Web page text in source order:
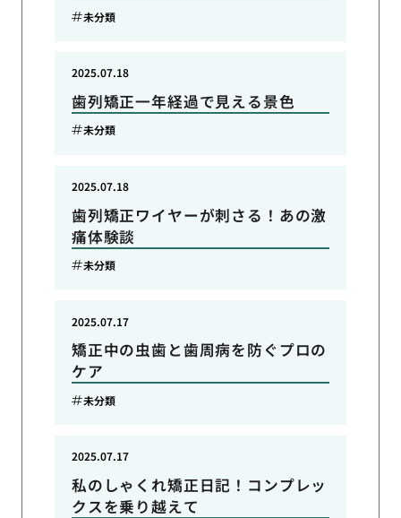
未分類
歯列矯正一年経過で見える景色
2025.07.18
未分類
歯列矯正ワイヤーが刺さる！あの激
痛体験談
2025.07.18
未分類
矯正中の虫歯と歯周病を防ぐプロの
ケア
2025.07.17
未分類
私のしゃくれ矯正日記！コンプレッ
クスを乗り越えて
2025.07.17